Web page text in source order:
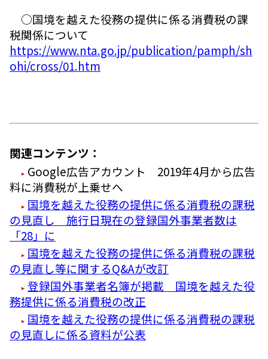
○国境を越えた役務の提供に係る消費税の課
税関係について
https://www.nta.go.jp/publication/pamph/sh
ohi/cross/01.htm
関連コンテンツ：
Google広告アカウント 2019年4月から広告
料に消費税が上乗せへ
国境を越えた役務の提供に係る消費税の課税
の見直し 施行日現在の登録国外事業者数は
「28」に
国境を越えた役務の提供に係る消費税の課税
の見直し等に関するQ&Aが改訂
登録国外事業者名簿が掲載 国境を越えた役
務提供に係る消費税の改正
国境を越えた役務の提供に係る消費税の課税
の見直しに係る資料が公表